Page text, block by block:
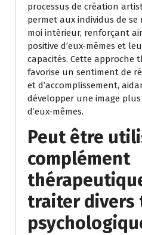
processus de création
permet aux individus de
moi intérieur, renforçant
positive d’eux-mêmes et
capacités. Cette approche
favorise un sentiment de
et d’accomplissement,
développer une image
d’eux-mêmes.
Peut être
complément
traiter divers